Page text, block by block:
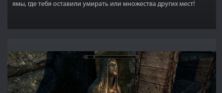
ямы, где тебя оставили умирать или множества других мест!